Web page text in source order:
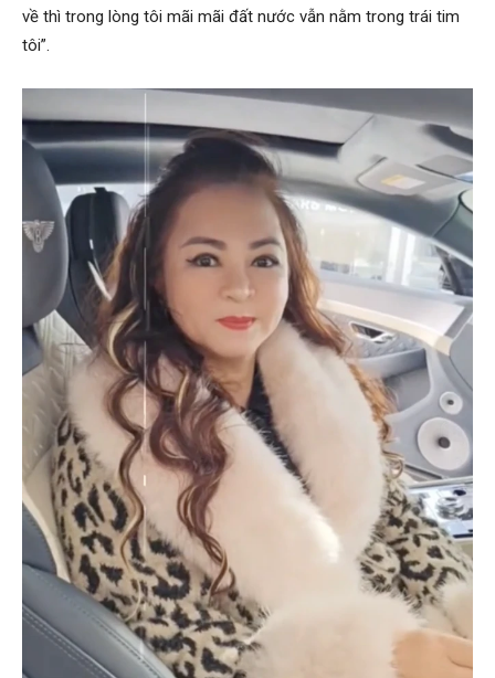
về thì trong lòng tôi mãi mãi đất nước vẫn nằm trong trái tim
tôi”.